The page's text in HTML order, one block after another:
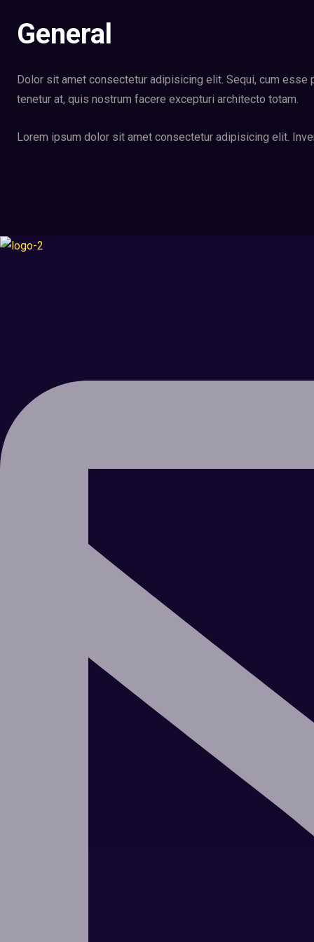
General
Dolor sit amet consectetur adipisicing elit. Sequi, cum
tenetur at, quis nostrum facere excepturi architecto totam.
Lorem ipsum dolor sit amet consectetur adipisicing elit.